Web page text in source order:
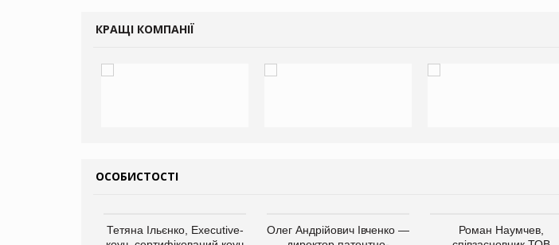
КРАЩІ КОМПАНІЇ
ОСОБИСТОСТІ
Тетяна Ільєнко, Executive-
Олег Андрійович Івченко —
Роман Наумчев,